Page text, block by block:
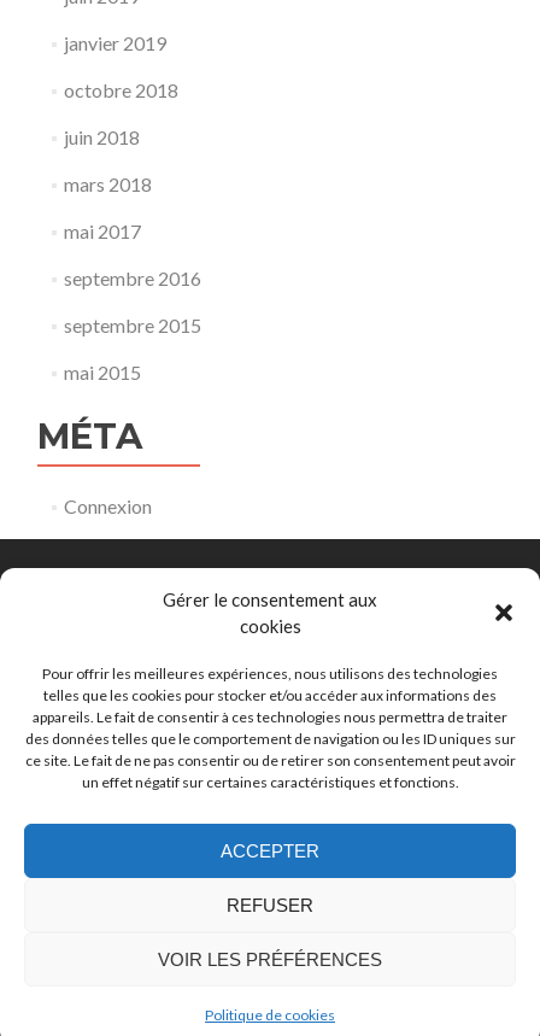
Gérer le consentement aux
cookies
Pour offrir les meilleures expériences, nous utilisons des technologies
telles que les cookies pour stocker et/ou accéder aux informations des
appareils. Le fait de consentir à ces technologies nous permettra de traiter
des données telles que le comportement de navigation ou les ID uniques sur
ce site. Le fait de ne pas consentir ou de retirer son consentement peut avoir
un effet négatif sur certaines caractéristiques et fonctions.
ACCEPTER
REFUSER
VOIR LES PRÉFÉRENCES
Politique de cookies
janvier 2019
octobre 2018
juin 2018
mars 2018
mai 2017
septembre 2016
septembre 2015
mai 2015
MÉTA
Connexion
153 rue David Johnston 33000 Bordeaux
eaulibre@ffnatation33.org
LienLien
Copyright Comité Départemental de Natation de la